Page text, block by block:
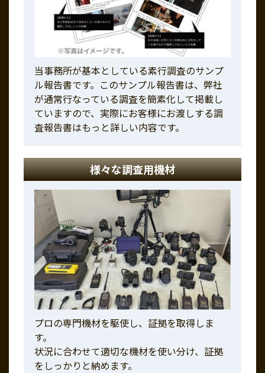
当事務所が基本としている素行調査のサンプ
ル報告書です。このサンプル報告書は、弊社
が通常行なっている調査を簡素化して掲載し
ていますので、実際にお客様にお渡しする調
査報告書はもっと詳しい内容です。
様々な調査用機材
プロの専門機材を駆使し、証拠を取得しま
す。
状況に合わせて適切な機材を使い分け、証拠
をしっかりと納めます。